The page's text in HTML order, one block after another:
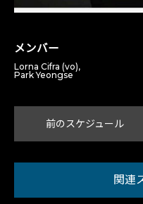
メンバー
Lorna Cifra (vo),
Park Yeongse
前のスケジュール
関連